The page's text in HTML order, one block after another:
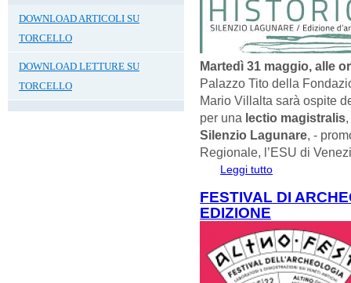
DOWNLOAD ARTICOLI SU
TORCELLO
DOWNLOAD LETTURE SU
TORCELLO
Martedì 31 maggio, alle
Palazzo Tito della
Mario Villalta sarà ospite
per una lectio magistralis
Silenzio Lagunare, -
Regionale, l’ESU di
Leggi tutto
FESTIVAL DI
EDIZIONE